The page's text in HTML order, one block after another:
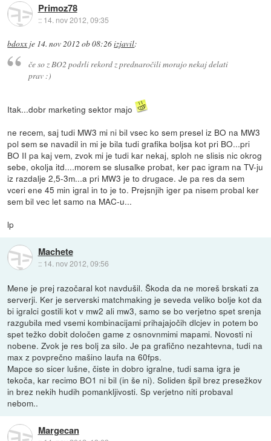
Primoz78
:: 14. nov 2012, 09:35
bdoxx je 14. nov 2012 ob 08:26izjavil:
če so z BO2 podrli rekord z prednaročili morajo nekaj delati
prav :)
Itak...dobr marketing sektor majo
ne recem, saj tudi MW3 mi ni bil vsec ko sem presel iz BO na MW3
pol sem se navadil in mi je bila tudi grafika boljsa kot pri BO...pri
BO II pa kaj vem, zvok mi je tudi kar nekaj, sploh ne slisis nic okrog
sebe, okolja itd....morem se slusalke probat, ker pac igram na TV-ju
iz razdalje 2,5-3m...a pri MW3 je to drugace. Je pa res da sem
vceri ene 45 min igral in to je to. Prejsnjih iger pa nisem probal ker
sem bil vec let samo na MAC-u...
lp
Machete
:: 14. nov 2012, 09:56
Mene je prej razočaral kot navdušil. Škoda da ne moreš brskati za
serverji. Ker je serverski matchmaking je seveda veliko bolje kot da
bi igralci gostili kot v mw2 ali mw3, samo se bo verjetno spet srenja
razgubila med vsemi kombinacijami prihajajočih dlcjev in potem bo
spet težko dobit določen game z osnovnmimi mapami. Novosti ni
nobene. Zvok je res bolj za silo. Je pa grafično nezahtevna, tudi na
max z povprečno mašino laufa na 60fps.
Mapce so sicer lušne, čiste in dobro igralne, tudi sama igra je
tekoča, kar recimo BO1 ni bil (in še ni). Soliden špil brez presežkov
in brez nekih hudih pomankljivosti. Sp verjetno niti probaval
nebom..
Margecan